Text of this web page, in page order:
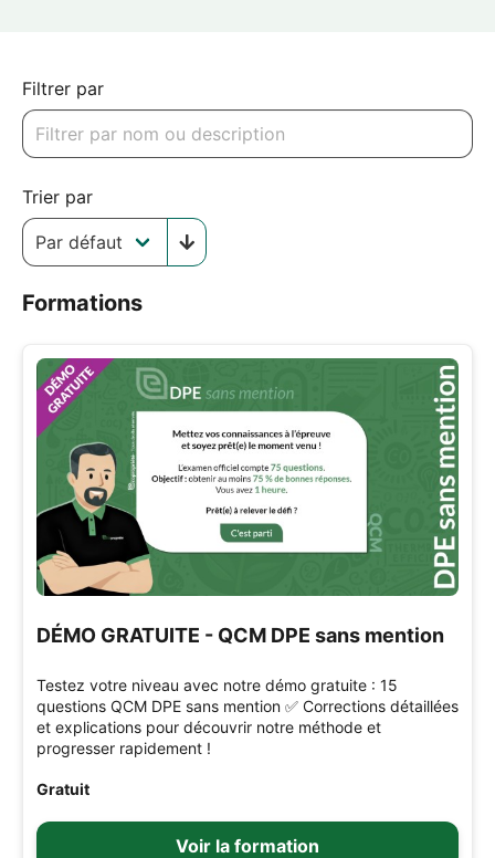
Filtrer par
Trier par
Formations
DÉMO GRATUITE - QCM DPE sans mention
Testez votre niveau avec notre démo gratuite : 15
questions QCM DPE sans mention ✅ Corrections détaillées
et explications pour découvrir notre méthode et
progresser rapidement !
Gratuit
Voir la formation